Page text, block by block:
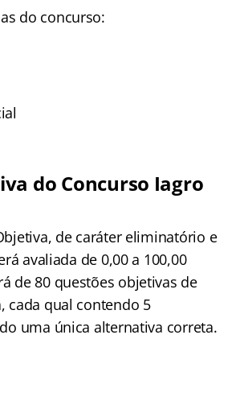
do concurso:
do Concurso Iagro
de caráter eliminatório e
avaliada de 0,00 a 100,00
de 80 questões objetivas de
cada qual contendo 5
uma única alternativa correta.